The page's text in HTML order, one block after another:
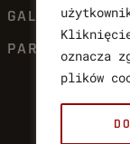
oznacza
plików
GALERIA SŁAW
PARTNERZY